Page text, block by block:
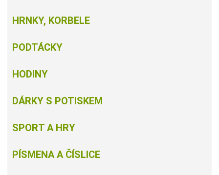
HRNKY, KORBELE
PODTÁCKY
HODINY
DÁRKY S POTISKEM
SPORT A HRY
PÍSMENA A ČÍSLICE